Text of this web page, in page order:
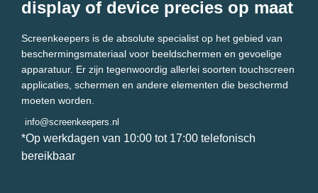
display of device precies op maat
Screenkeepers is de absolute specialist op het gebied van
beschermingsmateriaal voor beeldschermen en gevoelige
apparatuur. Er zijn tegenwoordig allerlei soorten touchscreen
applicaties, schermen en andere elementen die beschermd
moeten worden.
info@screenkeepers.nl
*Op werkdagen van 10:00 tot 17:00 telefonisch
bereikbaar